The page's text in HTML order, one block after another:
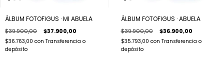
ÁLBUM FOTOFIGUS · MI ABUELA
$39.900,00 $37.900,00
$36.763,00 con Transferencia o
depósito
ÁLBUM FOTOFIGUS · ABUELA
$39.900,00 $36.900,00
$35.793,00 con Transferencia o
depósito